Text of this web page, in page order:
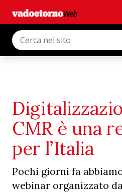
CMR è una
per l’Italia
Pochi giorni fa
webinar organizzato